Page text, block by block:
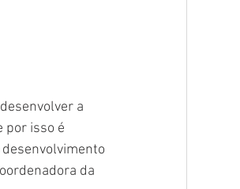
a
por isso é
da